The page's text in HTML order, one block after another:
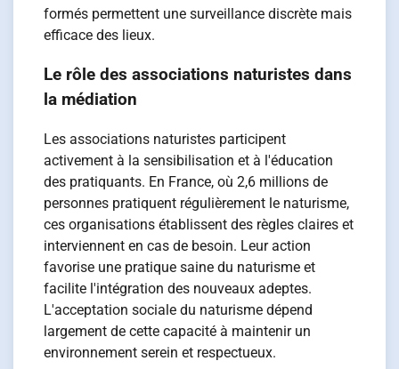
formés permettent une surveillance discrète mais
efficace des lieux.
Le rôle des associations naturistes dans
la médiation
Les associations naturistes participent
activement à la sensibilisation et à l'éducation
des pratiquants. En France, où 2,6 millions de
personnes pratiquent régulièrement le naturisme,
ces organisations établissent des règles claires et
interviennent en cas de besoin. Leur action
favorise une pratique saine du naturisme et
facilite l'intégration des nouveaux adeptes.
L'acceptation sociale du naturisme dépend
largement de cette capacité à maintenir un
environnement serein et respectueux.